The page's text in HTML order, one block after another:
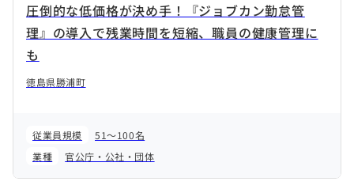
圧倒的な低価格が決め手！『ジョブカン勤怠管
理』の導入で残業時間を短縮、職員の健康管理に
も
徳島県勝浦町
従業員規模
51～100名
業種
官公庁・公社・団体